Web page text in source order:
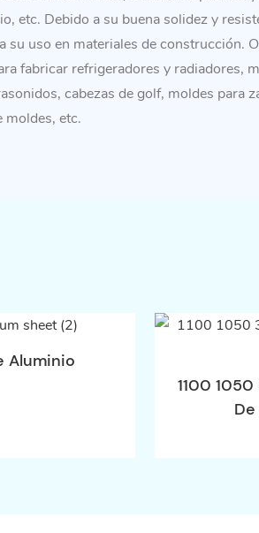
etc. Debido a su buena solidez y
su uso en materiales de construcción.
fabricar refrigeradores y radiadores,
cabezas de golf, moldes para
moldes, etc.
Aluminio
1100